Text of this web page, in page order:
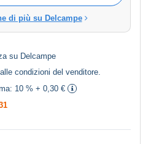
di più su Delcampe
su Delcampe
condizioni del venditore
10 % + 0,30 €